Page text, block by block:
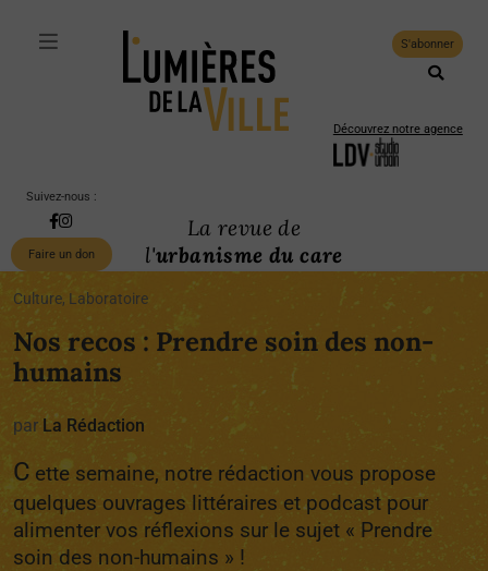
S'abonner
Découvrez notre agence
Suivez-nous :
Faire un don
La revue de
l'urbanisme du care
Culture, Laboratoire
Nos recos : Prendre soin des non-
humains
par La Rédaction
C ette semaine, notre rédaction vous propose
quelques ouvrages littéraires et podcast pour
alimenter vos réflexions sur le sujet « Prendre
soin des non-humains » !